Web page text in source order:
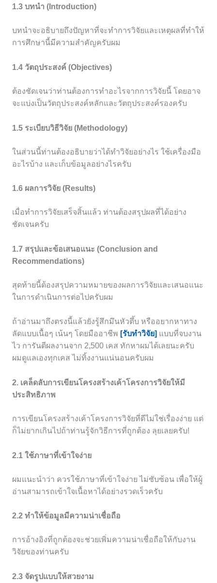
1.3 บทนำ (Introduction)
บทนำจะอธิบายถึงปัญหาที่จะทำการวิจัยและเหตุผลที่ทำให้
การศึกษานี้มีความสำคัญครับผม
1.4 วัตถุประสงค์ (Objectives)
ต้องชัดเจนว่าท่านต้องการทำอะไรจากการวิจัยนี้ โดยอาจ
จะแบ่งเป็นวัตถุประสงค์หลักและวัตถุประสงค์รองครับ
1.5 ระเบียบวิธีวิจัย (Methodology)
ในส่วนนี้ท่านต้องอธิบายว่าได้ทำวิจัยอย่างไร ใช้เครื่องมือ
อะไรบ้าง และเก็บข้อมูลอย่างไรครับ
1.6 ผลการวิจัย (Results)
เมื่อทำการวิจัยเสร็จสิ้นแล้ว ท่านต้องสรุปผลที่ได้อย่าง
ชัดเจนครับ
1.7 สรุปและข้อเสนอแนะ (Conclusion and
Recommendations)
สุดท้ายนี้ต้องสรุปความหมายของผลการวิจัยและเสนอแนะ
ในการดำเนินการต่อไปครับผม
ถ้าอ่านมาถึงตรงนี้แล้วยังรู้สึกมึนหัวตึ้บ หรืออยากหาทาง
ลัดแบบเนื้อๆ เน้นๆ โดยมืออาชีพ [รับทำวิจัย] แบบที่จบงาน
ไว การันตีผลงานจาก 2,500 เคส ทักหาผมได้เลยนะครับ
ผมดูแลเองทุกเคส ไม่ทิ้งงานแน่นอนครับผม
2. เคล็ดลับการเขียนโครงสร้างเค้าโครงการวิจัยให้มี
ประสิทธิภาพ
การเขียนโครงสร้างเค้าโครงการวิจัยที่ดีไม่ใช่เรื่องง่าย แต่
ก็ไม่ยากเกินไปถ้าท่านรู้จักวิธีการที่ถูกต้อง ลุยเลยครับ!
2.1 ใช้ภาษาที่เข้าใจง่าย
ผมแนะนำว่า ควรใช้ภาษาที่เข้าใจง่าย ไม่ซับซ้อน เพื่อให้ผู้
อ่านสามารถเข้าใจเนื้อหาได้อย่างรวดเร็วครับ
2.2 ทำให้ข้อมูลมีความน่าเชื่อถือ
การอ้างอิงที่ถูกต้องจะช่วยเพิ่มความน่าเชื่อถือให้กับงาน
วิจัยของท่านครับ
2.3 จัดรูปแบบให้สวยงาม